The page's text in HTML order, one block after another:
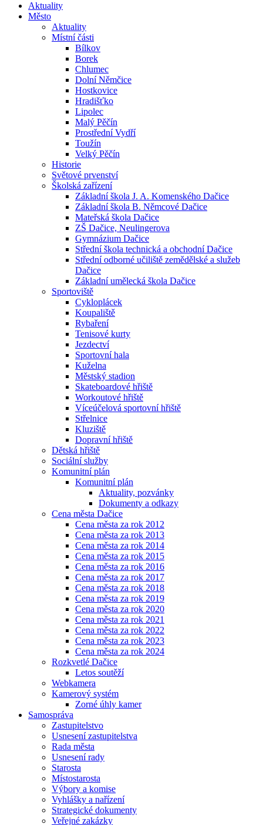
Aktuality
Město
Aktuality
Místní části
Bílkov
Borek
Chlumec
Dolní Němčice
Hostkovice
Hradišťko
Lipolec
Malý Pěčín
Prostřední Vydří
Toužín
Velký Pěčín
Historie
Světové prvenství
Školská zařízení
Základní škola J. A. Komenského Dačice
Základní škola B. Němcové Dačice
Mateřská škola Dačice
ZŠ Dačice, Neulingerova
Gymnázium Dačice
Střední škola technická a obchodní Dačice
Střední odborné učiliště zemědělské a služeb
Dačice
Základní umělecká škola Dačice
Sportoviště
Cykloplácek
Koupaliště
Rybaření
Tenisové kurty
Jezdectví
Sportovní hala
Kuželna
Městský stadion
Skateboardové hřiště
Workoutové hřiště
Víceúčelová sportovní hřiště
Střelnice
Kluziště
Dopravní hřiště
Dětská hřiště
Sociální služby
Komunitní plán
Komunitní plán
Aktuality, pozvánky
Dokumenty a odkazy
Cena města Dačice
Cena města za rok 2012
Cena města za rok 2013
Cena města za rok 2014
Cena města za rok 2015
Cena města za rok 2016
Cena města za rok 2017
Cena města za rok 2018
Cena města za rok 2019
Cena města za rok 2020
Cena města za rok 2021
Cena města za rok 2022
Cena města za rok 2023
Cena města za rok 2024
Rozkvetlé Dačice
Letos soutěží
Webkamera
Kamerový systém
Zorné úhly kamer
Samospráva
Zastupitelstvo
Usnesení zastupitelstva
Rada města
Usnesení rady
Starosta
Místostarosta
Výbory a komise
Vyhlášky a nařízení
Strategické dokumenty
Veřejné zakázky